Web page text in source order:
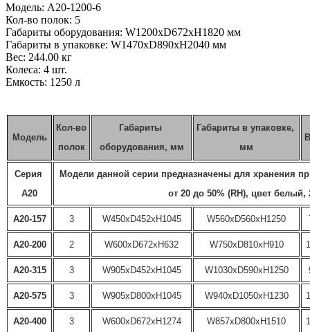
Модель: A20-1200-6
Кол-во полок: 5
Габариты оборудования: W1200xD672xH1820 мм
Габариты в упаковке: W1470xD890xH2040 мм
Вес: 244.00 кг
Колеса: 4 шт.
Емкость: 1250 л
Модель
Кол-во
полок
Габариты
оборудования, мм
Габариты в упаковке,
мм
Серия
А20
Модели данной серии предназначены для хранения
от 20 до 50% (RH), цвет белый,
A20-157 3 W450xD452xH1045 W560xD560xH1250
A20-200 2 W600xD672xH632 W750xD810xH910
A20-315 3 W905xD452xH1045 W1030xD590xH1250
A20-575 3 W905xD800xH1045 W940xD1050xH1230
A20-400 3 W600xD672xH1274 W857xD800xH1510